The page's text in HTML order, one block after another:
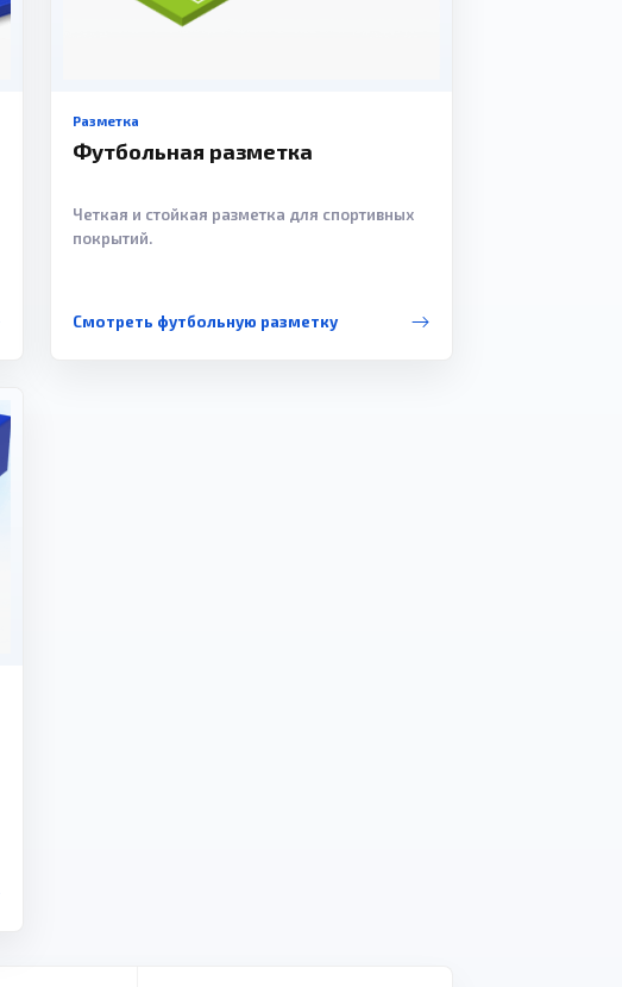
Разметка
Футбольная разметка
Четкая и стойкая разметка для спортивных
покрытий.
Смотреть футбольную разметку